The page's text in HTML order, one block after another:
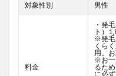
対象性別 男性
料金
・発
ト）
※発毛
くら
用。
※お一
るた
に必